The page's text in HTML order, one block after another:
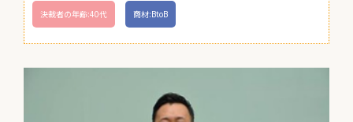
決裁者の年齢:40代 商材:BtoB